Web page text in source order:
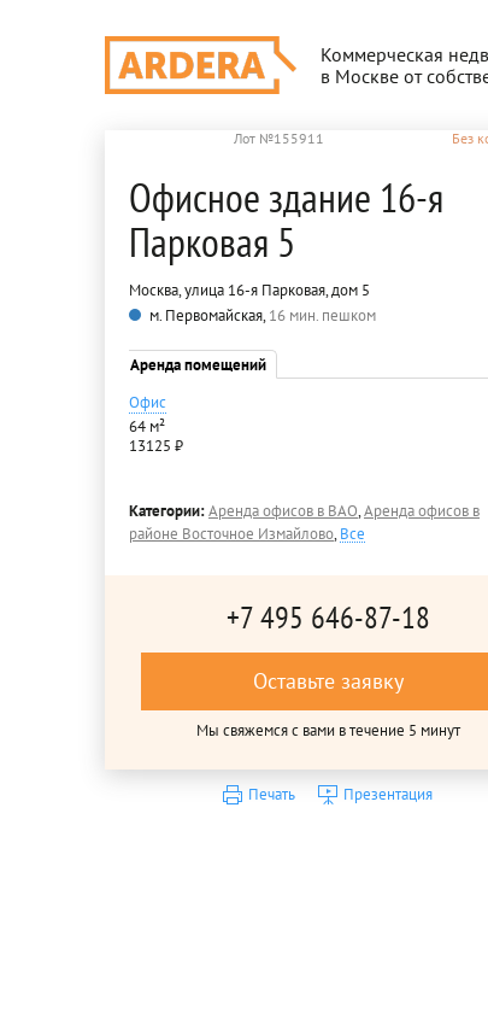
Коммерческая
в Москве от
Лот №155911 Без
Офисное здание 16-я
Парковая 5
Москва, улица 16-я Парковая, дом 5
м. Первомайская,16 мин. пешком
Аренда помещений
Офис
64 м²
13125 ₽
Категории:Аренда офисов в ВАО,Аренда офисов в
районе Восточное Измайлово,Все
+7 495 646-87-18
Оставьте заявку
Мы свяжемся с вами в течение 5 минут
Печать Презентация